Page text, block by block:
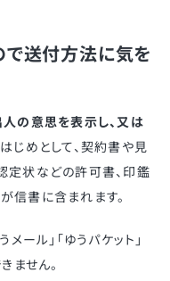
送付方法に気を
の意思を表示し、又は
じめとして、契約書や見
定状などの許可書、印鑑
信書に含まれます。
ール」「ゆうパケット」
ません。